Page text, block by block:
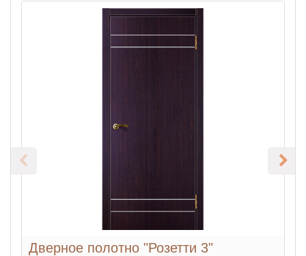
Дверное полотно "Розетти 3"